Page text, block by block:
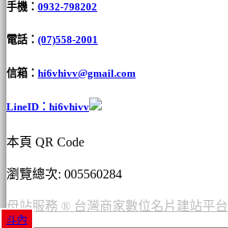
斗內
手機： 0932-798202
電話： (07)558-2001
信箱： hi6vhivv@gmail.com
LineID：hi6vhivv
本頁 QR Code
瀏覽總次: 005560284
母站服務 ® 台灣商家數位名片建站平台